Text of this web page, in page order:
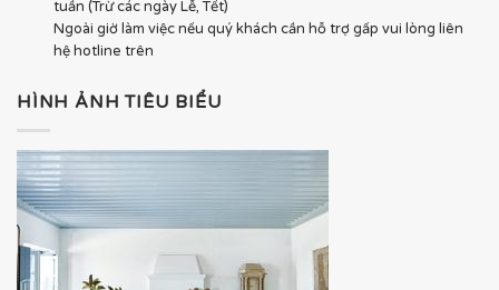
tuần (Trừ các ngày Lễ, Tết)
Ngoài giờ làm việc nếu quý khách cần hỗ trợ gấp vui lòng liên
hệ hotline trên
HÌNH ẢNH TIÊU BIỂU